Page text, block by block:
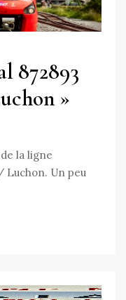
872893
»
la ligne
Un peu